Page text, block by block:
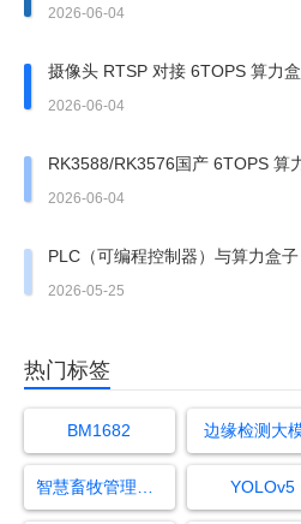
程
2026-06-04
摄像头 RTSP 对接 6TOPS 算力
NPU）全实操手册
2026-06-04
RK3588/RK3576国产 6TOPS 算
YOLOv5/v8/v9/v10 全流程实操分
2026-06-04
PLC（可编程控制器）与算力盒
配置全攻略
2026-05-25
热门标签
BM1682 边缘检测大
智慧畜牧管理系统 YOLOv5